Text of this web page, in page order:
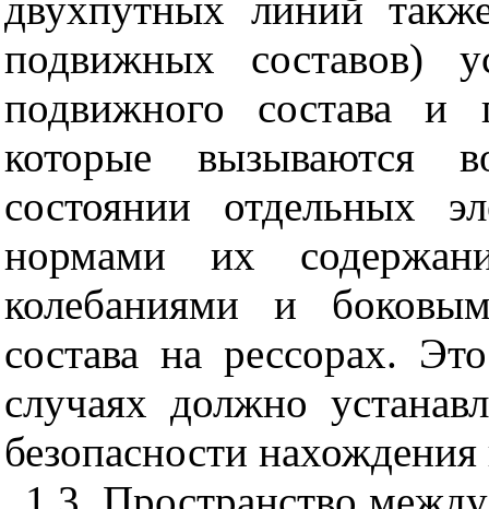
подвижных составов)
подвижного состава и
которые вызываются
состоянии отдельных
нормами их
колебаниями и
состава на рессорах.
случаях должно
безопасности